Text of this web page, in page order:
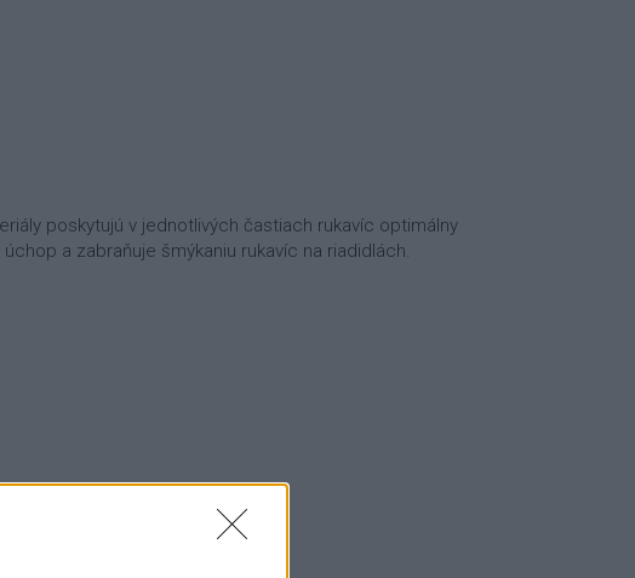
poskytujú v jednotlivých častiach rukavíc optimálny
a zabraňuje šmýkaniu rukavíc na riadidlách.